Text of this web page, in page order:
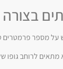
בצורה
מספר פרמטרים
מתאים לרוחב